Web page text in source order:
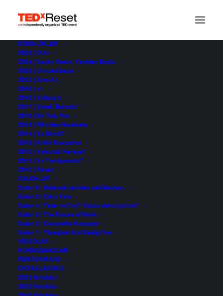
ETKINLIKLER
2025 | O An
2024 | Seçim Senin, Yeniden Başla.
2023 | Umudu Besle
2022 | Alan Aç
2019 | +1
2018 | Yol(a)çık
2017 | Şimdi, Burada!
2016 | Bir Yolu Var
2015 | Fikirden Harekete
2014 | Ya Şimdi?
2013 | Kritik Kavşaklar
2012 | Yolculuk Nereye?
2011 | Ya Yanılıyorsak?
2010 | Reset
SALONLAR
Salon 6 | Gelecek yeniden şekilleniyor.
Salon 5 | Çıkış Yolu
Salon 4 | Yeter mi hiç? Yoksa daha iyisi mi?
Salon 3 | The Future of Work
Salon 2 | Cesaretini Konuştur
Salon 1 | Yüreğinin Kal Dediği Yer
VIDEOLAR
KONUŞMACILAR
PERFORMANS
ORTAKLARIMIZ
2023 Ortakları
2022 Ortakları
Yol: Sonsuz
Olasılıklara Açılan Bir
Kapı